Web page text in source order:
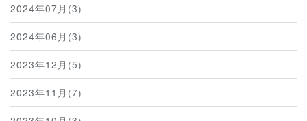
2024年07月(3)
2024年06月(3)
2023年12月(5)
2023年11月(7)